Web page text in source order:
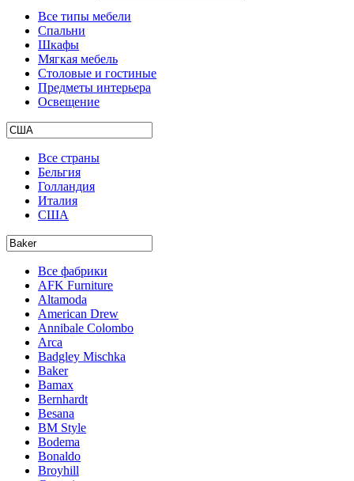
Все типы мебели
Спальни
Шкафы
Мягкая мебель
Столовые и гостиные
Предметы интерьера
Освещение
Все страны
Бельгия
Голландия
Италия
США
Все фабрики
AFK Furniture
Altamoda
American Drew
Annibale Colombo
Arca
Badgley Mischka
Baker
Bamax
Bernhardt
Besana
BM Style
Bodema
Bonaldo
Broyhill